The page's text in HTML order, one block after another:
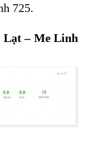
725.
Lạt – Me Linh